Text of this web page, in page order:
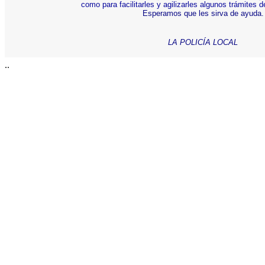
como para facilitarles y agilizarles algunos trámites
Esperamos que les sirva de ayuda.
LA POLICÍA LOCAL
..